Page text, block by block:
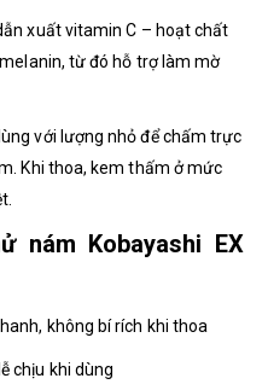
xuất vitamin C – hoạt chất
từ đó hỗ trợ làm mờ
với lượng nhỏ để chấm trực
Khi thoa, kem thấm ở mức
nám Kobayashi EX
không bí rích khi thoa
chịu khi dùng